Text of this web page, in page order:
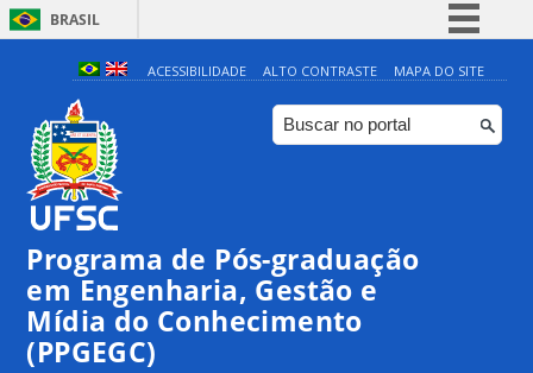
BRASIL
Simplifique!
Comunica BR
Participe
Canais
ACESSIBILIDADE ALTO CONTRASTE MAPA DO SITE
Programa de Pós-graduação
em Engenharia, Gestão e
Mídia do Conhecimento
(PPGEGC)